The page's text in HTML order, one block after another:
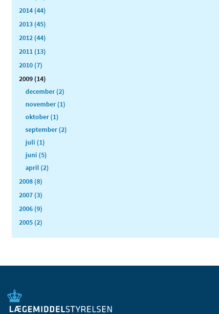
2014 (44)
2013 (45)
2012 (44)
2011 (13)
2010 (7)
2009 (14)
december (2)
november (1)
oktober (1)
september (2)
juli (1)
juni (5)
april (2)
2008 (8)
2007 (3)
2006 (9)
2005 (2)